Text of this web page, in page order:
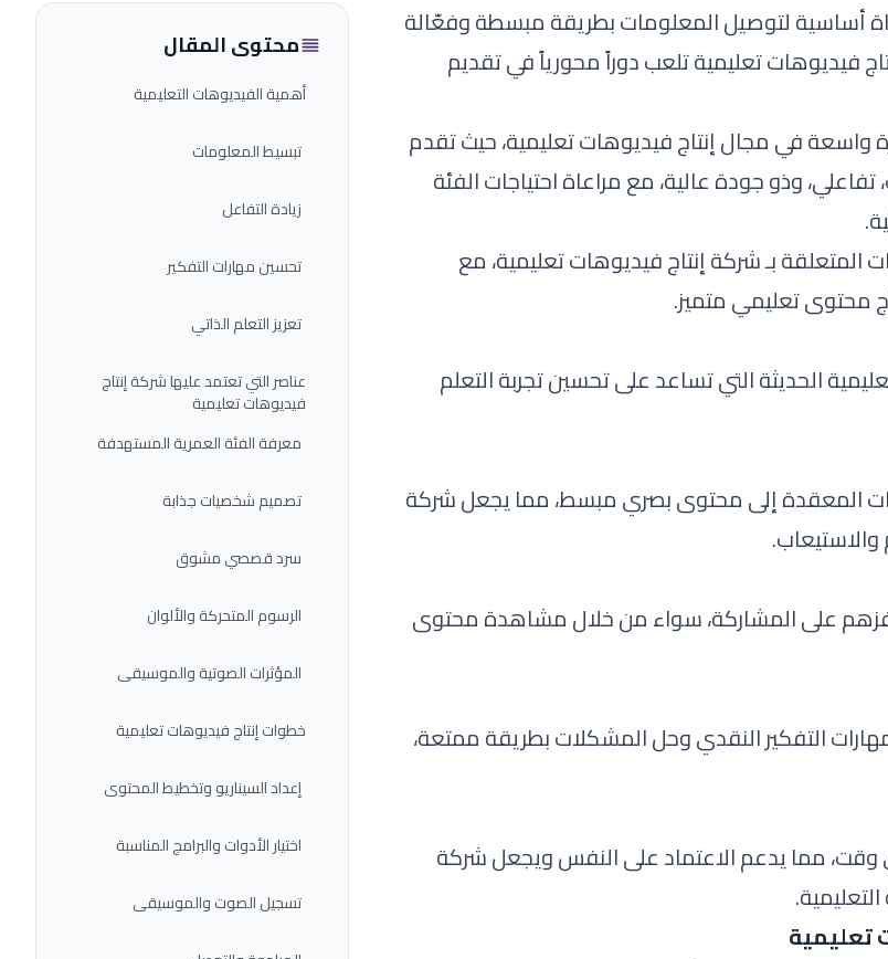
أساسية لتوصيل المعلومات بطريقة مبسطة وفعّالة
فيديوهات تعليمية تلعب دوراً محورياً في تقديم
واسعة في مجال إنتاج فيديوهات تعليمية، حيث تقدم
وذو جودة عالية، مع مراعاة احتياجات الفئة
المتعلقة بـ شركة إنتاج فيديوهات تعليمية، مع
محتوى تعليمي متميز.
الحديثة التي تساعد على تحسين تجربة التعلم
المعقدة إلى محتوى بصري مبسط، مما يجعل شركة
على المشاركة، سواء من خلال مشاهدة محتوى
التفكير النقدي وحل المشكلات بطريقة ممتعة،
وقت، مما يدعم الاعتماد على النفس ويجعل شركة
تعليمية
محتوى المقال
أهمية الفيديوهات التعليمية
تبسيط المعلومات
زيادة التفاعل
تحسين مهارات التفكير
تعزيز التعلم الذاتي
عناصر التي تعتمد عليها شركة إنتاج
فيديوهات تعليمية
معرفة الفئة العمرية المستهدفة
تصميم شخصيات جذابة
سرد قصصي مشوق
الرسوم المتحركة والألوان
المؤثرات الصوتية والموسيقى
خطوات إنتاج فيديوهات تعليمية
إعداد السيناريو وتخطيط المحتوى
اختيار الأدوات والبرامج المناسبة
تسجيل الصوت والموسيقى